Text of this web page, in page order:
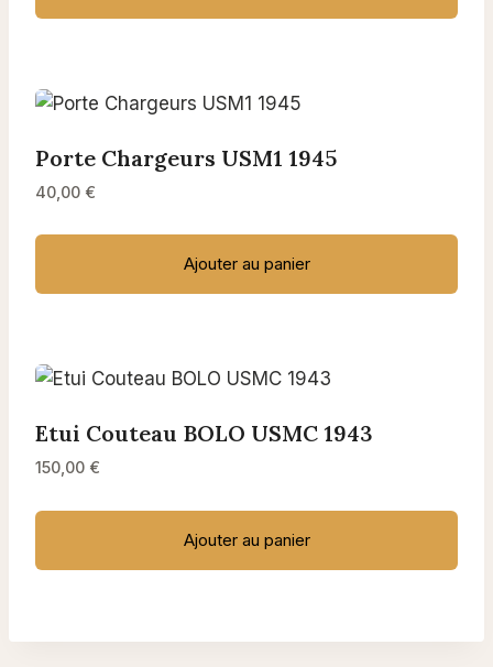
Porte Chargeurs USM1 1945
40,00 €
Ajouter au panier
Etui Couteau BOLO USMC 1943
150,00 €
Ajouter au panier